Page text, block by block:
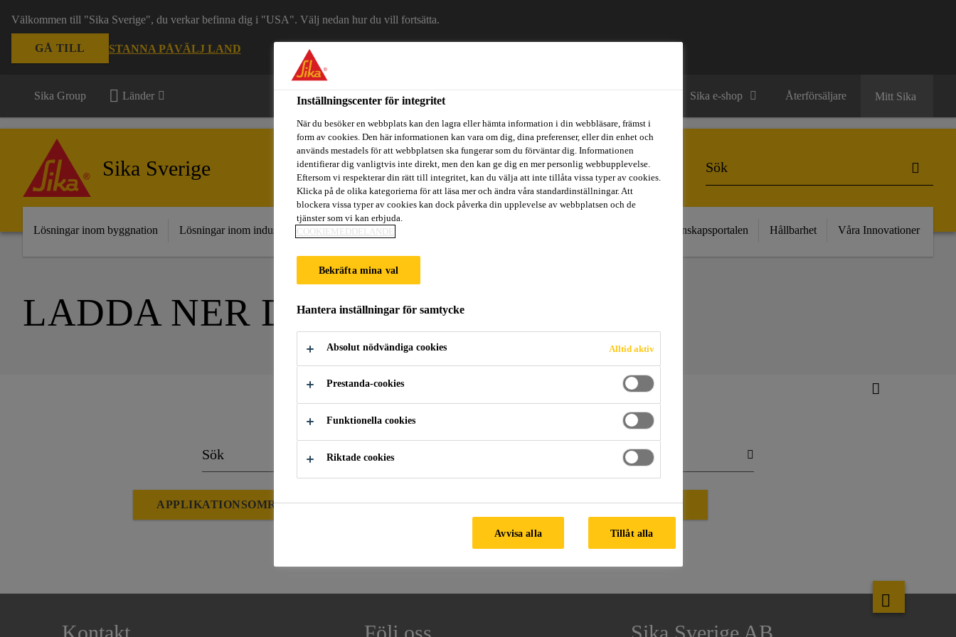
Välkommen till "Sika Sverige", du verkar befinna dig i "USA". Välj nedan hur du vill fortsätta.
GÅ TILL STANNA PÅVÄLJ LAND
Sika Group Länder Sika e-shop Återförsäljare Mitt Sika
Sika Sverige
Lösningar inom byggnation Lösningar inom industri Fritidsbåtar Referenser Kunskapsportalen Hållbarhet Våra Innovationer
LADDA NER DOKUMENT
APPLIKATIONSOMRÅDEN PRODUKTFAMILJ DOKUMENTTYP
Inställningscenter för integritet
När du besöker en webbplats kan den lagra eller hämta information i din webbläsare, främst i
form av cookies. Den här informationen kan vara om dig, dina preferenser, eller din enhet och
används mestadels för att webbplatsen ska fungerar som du förväntar dig. Informationen
identifierar dig vanligtvis inte direkt, men den kan ge dig en mer personlig webbupplevelse.
Eftersom vi respekterar din rätt till integritet, kan du välja att inte tillåta vissa typer av cookies.
Klicka på de olika kategorierna för att läsa mer och ändra våra standardinställningar. Att
blockera vissa typer av cookies kan dock påverka din upplevelse av webbplatsen och de
tjänster som vi kan erbjuda.
COOKIEMEDDELANDE
Bekräfta mina val
Hantera inställningar för samtycke
Absolut nödvändiga cookies Alltid aktiv
Prestanda-cookies
Funktionella cookies
Riktade cookies
Avvisa alla Tillåt alla